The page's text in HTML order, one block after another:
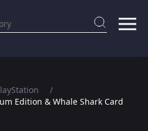
Edition & Whale Shark Card